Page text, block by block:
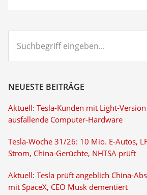
eingeben...
NEUESTE BEITRÄGE
Aktuell: Tesla-Kunden mit Light-
ausfallende Computer-Hardware
Tesla-Woche 31/26: 10 Mio. E-Autos,
Strom, China-Gerüchte, NHTSA prüft
Aktuell: Tesla prüft angeblich China-
mit SpaceX, CEO Musk dementiert